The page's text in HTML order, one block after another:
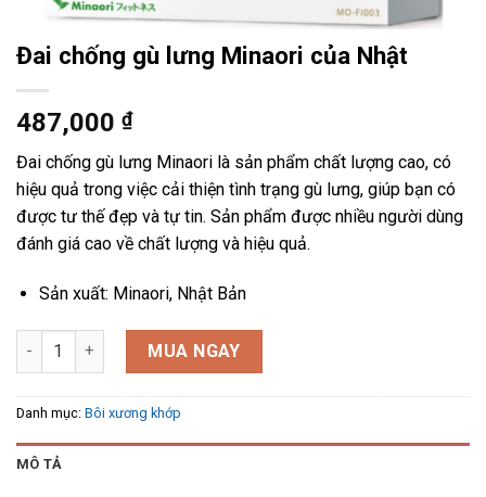
Đai chống gù lưng Minaori của Nhật
487,000 ₫
Đai chống gù lưng Minaori là sản phẩm chất lượng cao, có
hiệu quả trong việc cải thiện tình trạng gù lưng, giúp bạn có
được tư thế đẹp và tự tin. Sản phẩm được nhiều người dùng
đánh giá cao về chất lượng và hiệu quả.
Sản xuất: Minaori, Nhật Bản
Đai chống gù lưng Minaori của Nhật số lượng
MUA NGAY
Danh mục: Bôi xương khớp
MÔ TẢ